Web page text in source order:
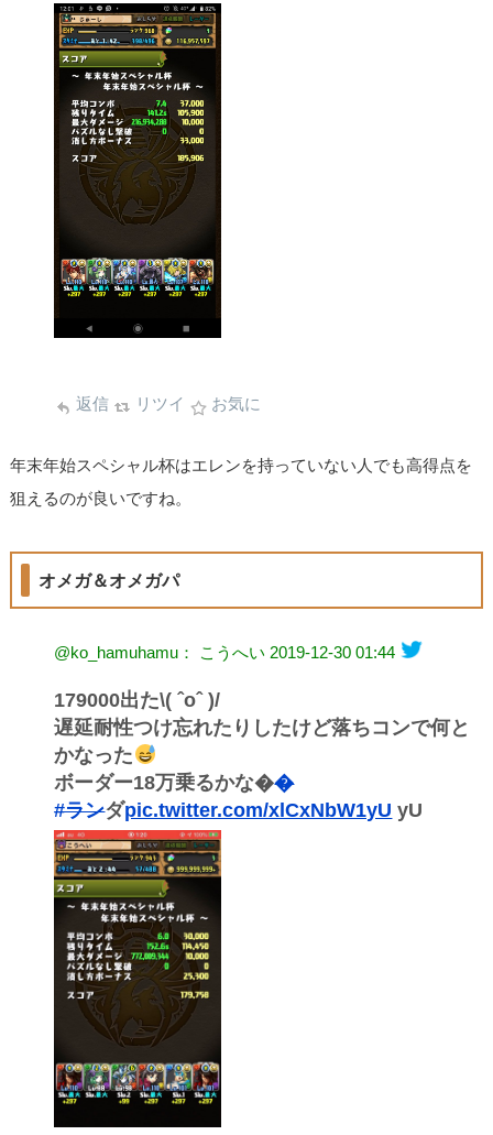
返信 リツイ お気に
年末年始スペシャル杯はエレンを持っていない人でも高得点を
狙えるのが良いですね。
オメガ＆オメガパ
@ko_hamuhamu： こうへい 2019-12-30 01:44
179000出た\( ˆoˆ )/
遅延耐性つけ忘れたりしたけど落ちコンで何と
かなった
ボーダー18万乗るかな��
#ランダpic.twitter.com/xlCxNbW1yU yU